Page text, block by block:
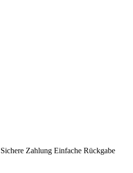
Sichere Zahlung Einfache Rückgabe